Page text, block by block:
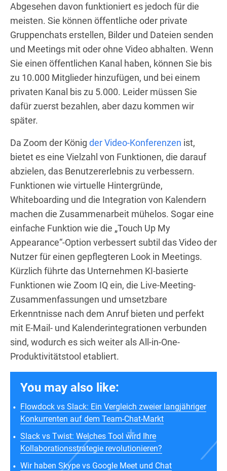
Abgesehen davon funktioniert es jedoch für die
meisten. Sie können öffentliche oder private
Gruppenchats erstellen, Bilder und Dateien senden
und Meetings mit oder ohne Video abhalten. Wenn
Sie einen öffentlichen Kanal haben, können Sie bis
zu 10.000 Mitglieder hinzufügen, und bei einem
privaten Kanal bis zu 5.000. Leider müssen Sie
dafür zuerst bezahlen, aber dazu kommen wir
später.
Da Zoom der König der Video-Konferenzen ist,
bietet es eine Vielzahl von Funktionen, die darauf
abzielen, das Benutzererlebnis zu verbessern.
Funktionen wie virtuelle Hintergründe,
Whiteboarding und die Integration von Kalendern
machen die Zusammenarbeit mühelos. Sogar eine
einfache Funktion wie die „Touch Up My
Appearance“-Option verbessert subtil das Video der
Nutzer für einen gepflegteren Look in Meetings.
Kürzlich führte das Unternehmen KI-basierte
Funktionen wie Zoom IQ ein, die Live-Meeting-
Zusammenfassungen und umsetzbare
Erkenntnisse nach dem Anruf bieten und perfekt
mit E-Mail- und Kalenderintegrationen verbunden
sind, wodurch es sich weiter als All-in-One-
Produktivitätstool etabliert.
You may also like:
Flowdock vs Slack: Ein Vergleich zweier langjähriger
Konkurrenten auf dem Team-Chat-Markt
Slack vs Twist: Welches Tool wird Ihre
Kollaborationsstrategie revolutionieren?
Wir haben Skype vs Google Meet und Chat